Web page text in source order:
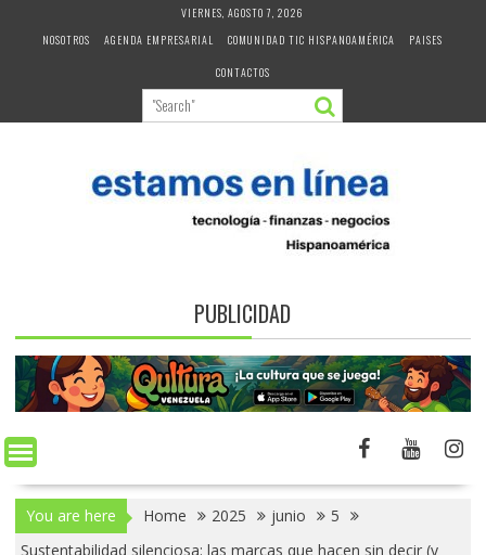
VIERNES, AGOSTO 7, 2026
NOSOTROS
AGENDA EMPRESARIAL COMUNIDAD TIC HISPANOAMÉRICA
PAISES
CONTACTOS
PUBLICIDAD
You are here Home 2025 junio
5
Sustentabilidad silenciosa: las marcas que hacen sin decir (y